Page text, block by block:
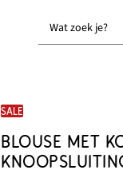
Wat zoek je?
SALE
BLOUSE MET